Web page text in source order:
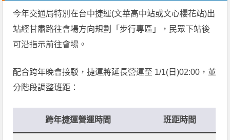
今年交通局特別在台中捷運(文華高中站或文心櫻花站)出
站經甘肅路往會場方向規劃「步行專區」，民眾下站後
可沿指示前往會場。
配合跨年晚會接駁，捷運將延長營運至 1/1(日)02:00，並
分階段調整班距：
跨年捷運營運時間 班距時間